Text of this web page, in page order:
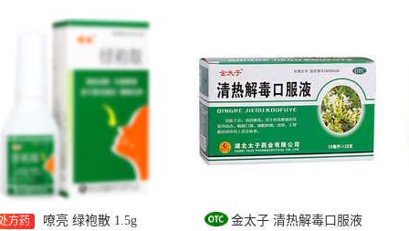
方药 嘹亮 绿袍散 1.5g
金太子 清热解毒口服液